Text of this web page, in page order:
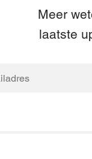
Meer
laatste